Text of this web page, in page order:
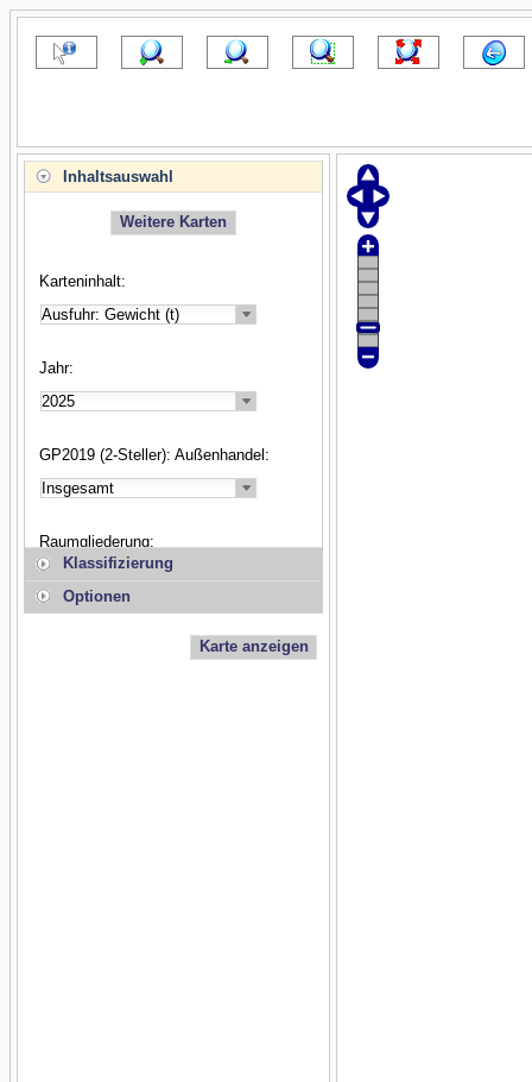
Inhaltsauswahl
Weitere Karten
Karteninhalt:
Jahr:
GP2019 (2-Steller): Außenhandel:
Raumgliederung:
Klassifizierung
Optionen
Karte anzeigen